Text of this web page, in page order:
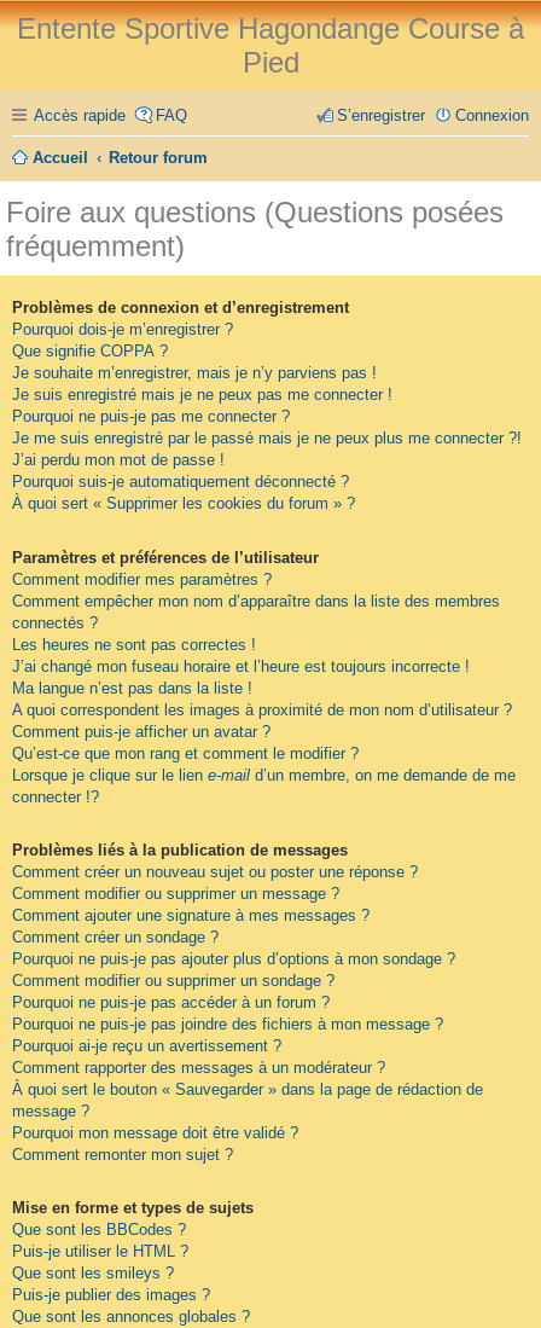
Entente Sportive Hagondange Course à
Pied
Accès rapide FAQ Connexion
S’enregistrer
Accueil Retour forum
Foire aux questions (Questions posées
fréquemment)
Problèmes de connexion et d’enregistrement
Pourquoi dois-je m’enregistrer ?
Que signifie COPPA ?
Je souhaite m’enregistrer, mais je n’y parviens pas !
Je suis enregistré mais je ne peux pas me connecter !
Pourquoi ne puis-je pas me connecter ?
Je me suis enregistré par le passé mais je ne peux plus me connecter ?!
J’ai perdu mon mot de passe !
Pourquoi suis-je automatiquement déconnecté ?
À quoi sert « Supprimer les cookies du forum » ?
Paramètres et préférences de l’utilisateur
Comment modifier mes paramètres ?
Comment empêcher mon nom d’apparaître dans la liste des membres
connectés ?
Les heures ne sont pas correctes !
J’ai changé mon fuseau horaire et l’heure est toujours incorrecte !
Ma langue n’est pas dans la liste !
A quoi correspondent les images à proximité de mon nom d’utilisateur ?
Comment puis-je afficher un avatar ?
Qu’est-ce que mon rang et comment le modifier ?
Lorsque je clique sur le lien e-mail d’un membre, on me demande de me
connecter !?
Problèmes liés à la publication de messages
Comment créer un nouveau sujet ou poster une réponse ?
Comment modifier ou supprimer un message ?
Comment ajouter une signature à mes messages ?
Comment créer un sondage ?
Pourquoi ne puis-je pas ajouter plus d’options à mon sondage ?
Comment modifier ou supprimer un sondage ?
Pourquoi ne puis-je pas accéder à un forum ?
Pourquoi ne puis-je pas joindre des fichiers à mon message ?
Pourquoi ai-je reçu un avertissement ?
Comment rapporter des messages à un modérateur ?
À quoi sert le bouton « Sauvegarder » dans la page de rédaction de
message ?
Pourquoi mon message doit être validé ?
Comment remonter mon sujet ?
Mise en forme et types de sujets
Que sont les BBCodes ?
Puis-je utiliser le HTML ?
Que sont les smileys ?
Puis-je publier des images ?
Que sont les annonces globales ?